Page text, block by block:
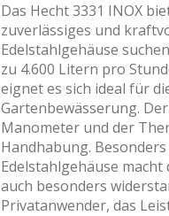
Das Hecht 3331 INOX
zuverlässiges und
Edelstahlgehäuse
zu 4.600 Litern pro
eignet es sich ideal für
Gartenbewässerung.
Manometer und der
Handhabung.
Edelstahlgehäuse
auch besonders
Privatanwender, das